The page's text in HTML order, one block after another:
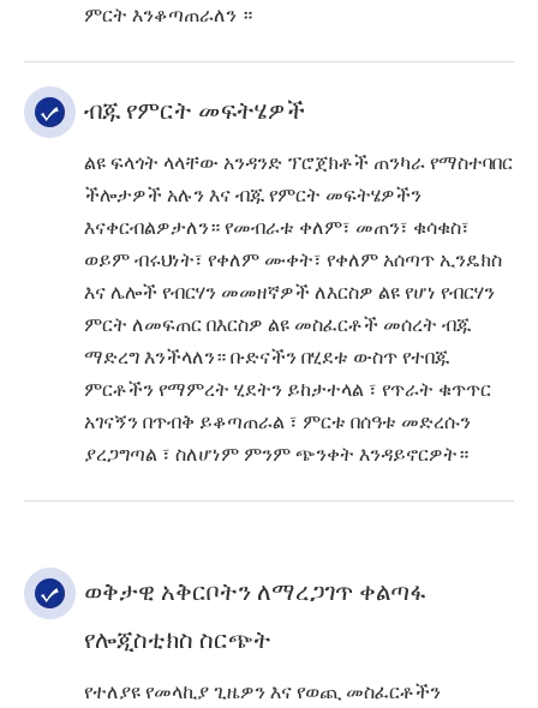
ምርት እንቆጣጠራለን ።
ብጁ የምርት መፍትሄዎች
ልዩ ፍላጎት ላላቸው አንዳንድ ፕሮጀክቶች ጠንካራ የማስተባበር
ችሎታዎች አሉን እና ብጁ የምርት መፍትሄዎችን
እናቀርብልዎታለን። የመብራቱ ቀለም፣ መጠን፣ ቁሳቁስ፣
ወይም ብሩህነት፣ የቀለም ሙቀት፣ የቀለም አሰጣጥ ኢንዴክስ
እና ሌሎች የብርሃን መመዘኛዎች ለእርስዎ ልዩ የሆነ የብርሃን
ምርት ለመፍጠር በእርስዎ ልዩ መስፈርቶች መሰረት ብጁ
ማድረግ እንችላለን። ቡድናችን በሂደቱ ውስጥ የተበጁ
ምርቶችን የማምረት ሂደትን ይከታተላል ፣ የጥራት ቁጥጥር
አገናኝን በጥብቅ ይቆጣጠራል ፣ ምርቱ በሰዓቱ መድረሱን
ያረጋግጣል ፣ ስለሆነም ምንም ጭንቀት እንዳይኖርዎት።
ወቅታዊ አቅርቦትን ለማረጋገጥ ቀልጣፋ
የሎጂስቲክስ ስርጭት
የተለያዩ የመላኪያ ጊዜዎን እና የወጪ መስፈርቶችን